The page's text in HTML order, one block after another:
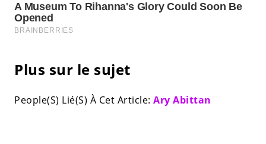
Plus sur le sujet
People(S) Lié(S) À Cet Article: Ary Abittan